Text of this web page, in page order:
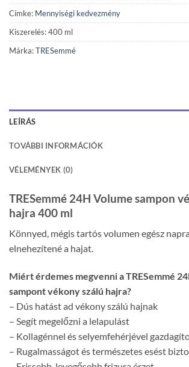
Címke: Mennyiségi kedvezmény
Kiszerelés: 400 ml
Márka:TRESemmé
LEÍRÁS
TOVÁBBI INFORMÁCIÓK
VÉLEMÉNYEK (0)
TRESemmé 24H Volume sampon
hajra 400 ml
Könnyed, mégis tartós volumen egész
elnehezítené a hajat.
Miért érdemes megvenni a TRESemmé
sampont vékony szálú hajra?
– Dús hatást ad vékony szálú hajnak
– Segít megelőzni a lelapulást
– Kollagénnel és selyemfehérjével
– Rugalmasságot és természetes esést